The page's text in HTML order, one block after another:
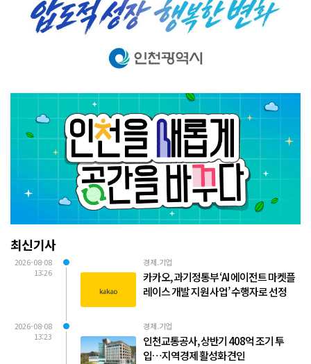
최신기사
2026-08-08
13:26
경제.기업
카카오, 과기정통부 ‘AI 에이전트 마켓플
레이스 개발 지원 사업’ 수행자로 선정
2026-08-08
13:23
경제.기업
인천교통공사, 상반기 408억 조기 투
입…지역경제 활성화 견인